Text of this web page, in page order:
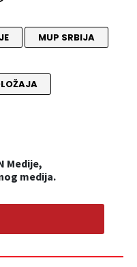
MUP SRBIJA
Medije,
medija.